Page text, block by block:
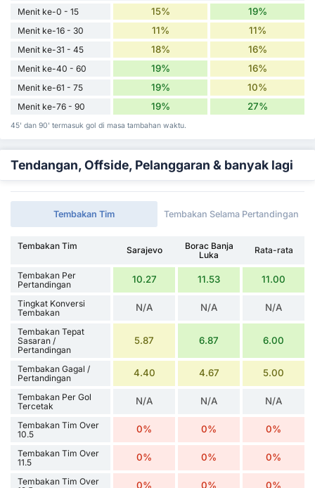
Menit ke-0 - 15
15% 19%
Menit ke-16 - 30 11% 11%
Menit ke-31 - 45 18% 16%
Menit ke-40 - 60 19% 16%
Menit ke-61 - 75 19% 10%
Menit ke-76 - 90 19% 27%
45' dan 90' termasuk gol di masa tambahan waktu.
Tendangan, Offside, Pelanggaran & banyak lagi
Tembakan Tim Tembakan Selama Pertandingan
Tembakan Tim Sarajevo
Borac Banja
Luka
Rata-rata
Tembakan Per
Pertandingan
10.27 11.53 11.00
Tingkat Konversi
Tembakan
N/A N/A N/A
Tembakan Tepat
Sasaran /
Pertandingan
5.87 6.87 6.00
Tembakan Gagal /
Pertandingan
4.40 4.67 5.00
Tembakan Per Gol
Tercetak
N/A N/A N/A
Tembakan Tim Over
10.5
0% 0% 0%
Tembakan Tim Over
11.5
0% 0% 0%
Tembakan Tim Over
0% 0% 0%